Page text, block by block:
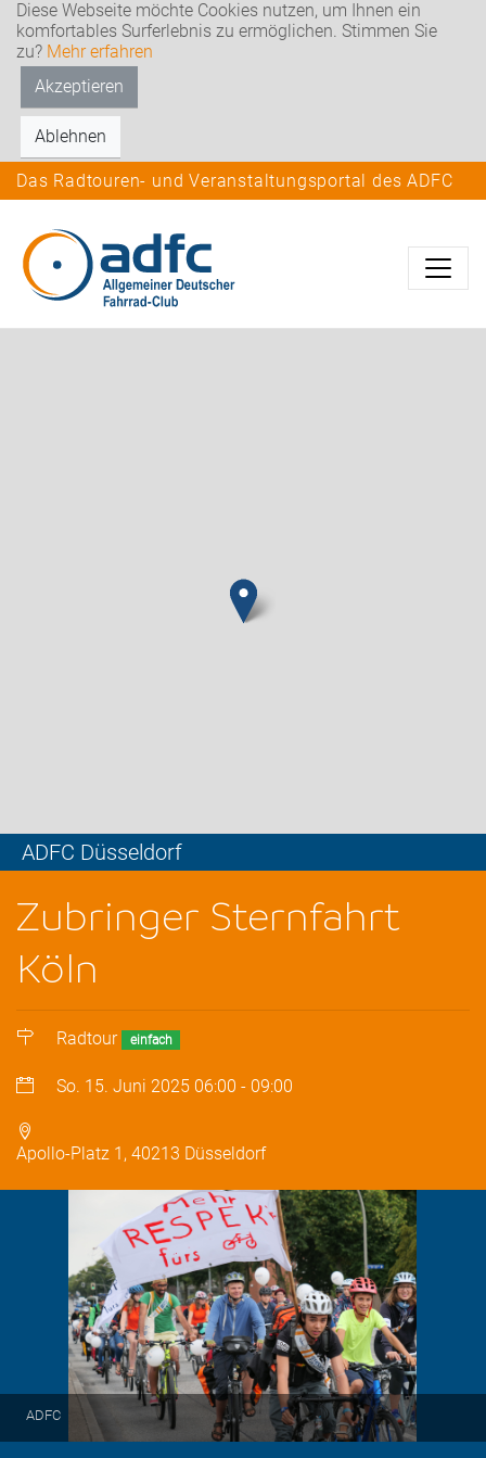
Diese Webseite möchte Cookies nutzen, um Ihnen ein
komfortables Surferlebnis zu ermöglichen. Stimmen Sie
zu? Mehr erfahren
Akzeptieren
Ablehnen
Das Radtouren- und Veranstaltungsportal des ADFC
ADFC Düsseldorf
Zubringer Sternfahrt
Köln
Radtour einfach
So. 15. Juni 2025 06:00 - 09:00
Apollo-Platz 1, 40213 Düsseldorf
ADFC